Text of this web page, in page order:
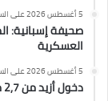
5 أغسطس 2026 على الساعة 5:36 مساءً
صحيفة إسبانية:
العسكرية
5 أغسطس 2026 على الساعة 2:28 مساءً
دخول أزيد من 2,7 مليون من مغاربة العالم منذ انطلاق عملية “مرحبا”